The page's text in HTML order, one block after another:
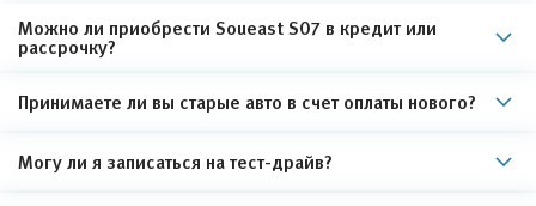
Можно ли приобрести Soueast S07 в кредит или
рассрочку?
Принимаете ли вы старые авто в счет оплаты нового?
Могу ли я записаться на тест-драйв?